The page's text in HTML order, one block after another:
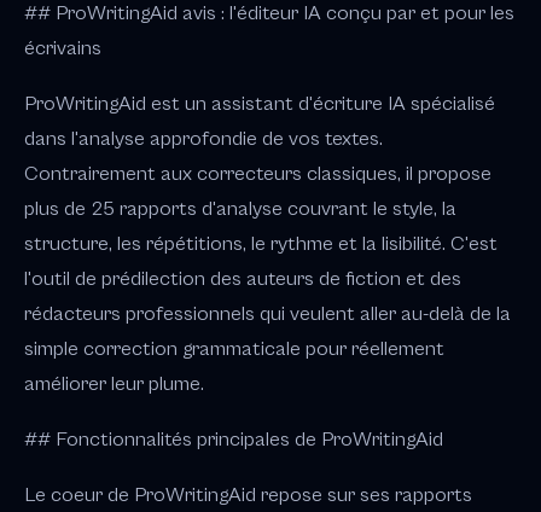
## ProWritingAid avis : l'éditeur IA conçu par et pour les
écrivains
ProWritingAid est un assistant d'écriture IA spécialisé
dans l'analyse approfondie de vos textes.
Contrairement aux correcteurs classiques, il propose
plus de 25 rapports d'analyse couvrant le style, la
structure, les répétitions, le rythme et la lisibilité. C'est
l'outil de prédilection des auteurs de fiction et des
rédacteurs professionnels qui veulent aller au-delà de la
simple correction grammaticale pour réellement
améliorer leur plume.
## Fonctionnalités principales de ProWritingAid
Le coeur de ProWritingAid repose sur ses rapports